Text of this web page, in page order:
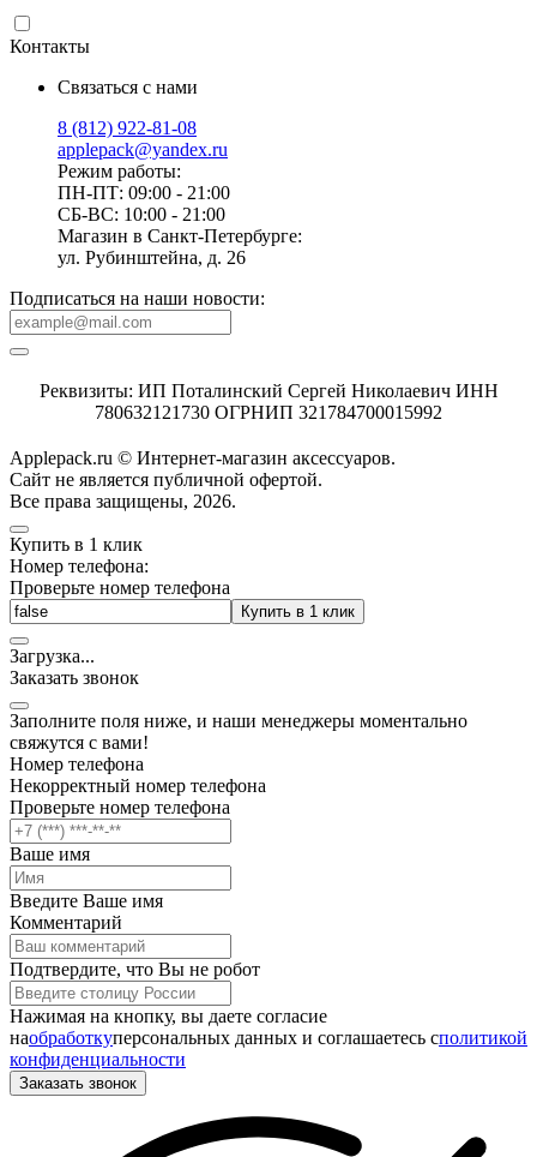
Контакты
Связаться с нами
8 (812) 922-81-08
applepack@yandex.ru
Режим работы:
ПН-ПТ: 09:00 - 21:00
СБ-ВС: 10:00 - 21:00
Магазин в Санкт-Петербурге:
ул. Рубинштейна, д. 26
Подписаться на наши новости:
Реквизиты: ИП Поталинский Сергей Николаевич ИНН
780632121730 ОГРНИП 321784700015992
Applepack.ru © Интернет-магазин аксессуаров.
Cайт не является публичной офертой.
Все права защищены, 2026.
Купить в 1 клик
Номер телефона:
Проверьте номер телефона
Купить в 1 клик
Загрузка...
Заказать звонок
Заполните поля ниже, и наши менеджеры моментально
свяжутся с вами!
Номер телефона
Некорректный номер телефона
Проверьте номер телефона
Ваше имя
Введите Ваше имя
Комментарий
Подтвердите, что Вы не робот
Нажимая на кнопку, вы даете согласие
наобработкуперсональных данных и соглашаетесь cполитикой
конфиденциальности
Заказать звонок